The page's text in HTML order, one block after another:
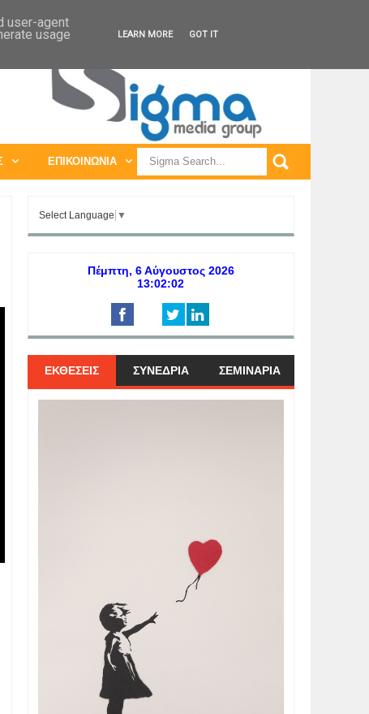
ΠΑΓΚΟΣΜΙΕΣ ΕΚΘΕΣΕΙΣ
ΕΠΙΚΟΙΝΩΝΙΑ
Select Language ▼
ΕΚΘΕΣΕΙΣ ΣΥΝΕΔΡΙΑ ΣΕΜΙΝΑΡΙΑ
user-agent
usage LEARN MORE GOT IT